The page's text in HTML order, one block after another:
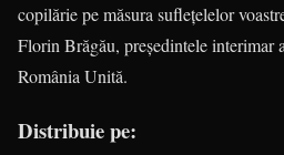
copilărie pe măsura sufleţelelor
Florin Brăgău, preşedintele interimar
România Unită.
Distribuie pe: